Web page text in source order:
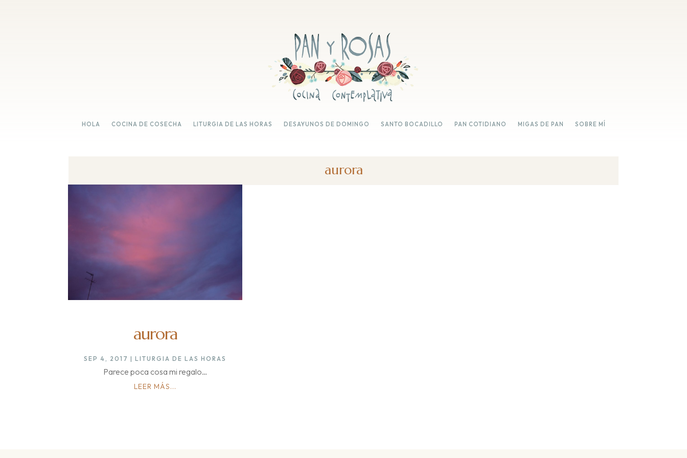
HOLA COCINA DE COSECHA LITURGIA DE LAS HORAS DESAYUNOS DE DOMINGO SANTO BOCADILLO PAN COTIDIANO MIGAS DE PAN SOBRE MÍ
aurora
aurora
SEP 4, 2017 |LITURGIA DE LAS HORAS
Parece poca cosa mi regalo…
LEER MÁS...